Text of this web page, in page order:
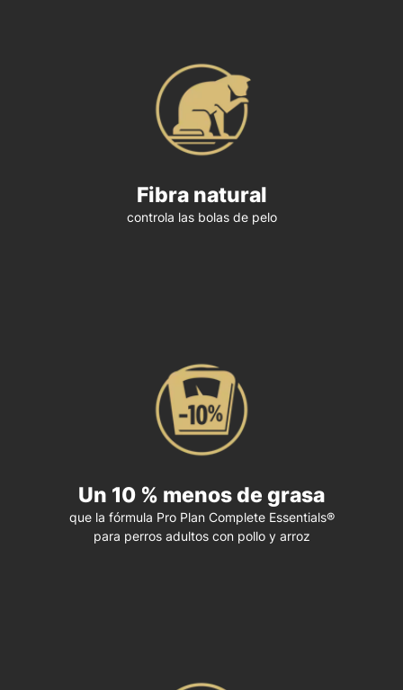
Fibra natural
controla las bolas de pelo
Un 10 % menos de grasa
que la fórmula Pro Plan Complete Essentials®
para perros adultos con pollo y arroz